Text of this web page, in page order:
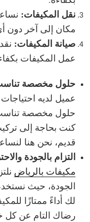
نقل المكيفات:
مكان إلى آخر دون
صيانة المكيفات:
عمل المكيفات
حلول مخصصة
عميل لديه
حلول مخصصة تناسب
كنت بحاجة إلى
قديم، نحن هنا
التزام بالجودة
مكيفات بالرياض
الجودة، حيث
لك أداءً ممتازًا
رضاك التام عن كل